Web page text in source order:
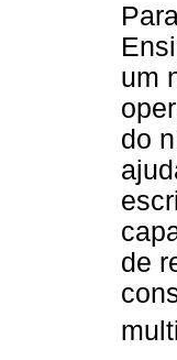
um
do
de